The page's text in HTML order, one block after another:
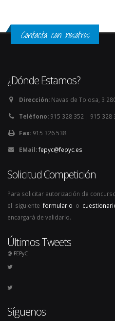
Contacta con nosotros
¿Dónde Estamos?
Dirección: Navas de Tolosa, 3
Teléfono: 915 328 352 | 915 328
Fax: 915 326 538
EMail:fepyc@fepyc.es
Solicitud Competición
Para solicitar autorización de
el siguiente formulario o
encargará de validarlo.
Últimos Tweets
@ FEPyC
Síguenos